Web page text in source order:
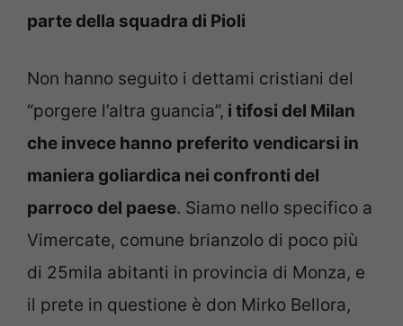
parte della squadra di Pioli
Non hanno seguito i dettami cristiani del
“porgere l’altra guancia”, i tifosi del Milan
che invece hanno preferito vendicarsi in
maniera goliardica nei confronti del
parroco del paese. Siamo nello specifico a
Vimercate, comune brianzolo di poco più
di 25mila abitanti in provincia di Monza, e
il prete in questione è don Mirko Bellora,